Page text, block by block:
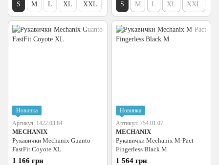
S M L XL XXL S M L XL XXL
Новинка
Артикул: 1422.03.84
MECHANIX
Рукавички Mechanix Guanto
FastFit Coyote XL
1 166 грн
Новинка
Артикул: 754.01.07
MECHANIX
Рукавички Mechanix M-Pact
Fingerless Black M
1 564 грн